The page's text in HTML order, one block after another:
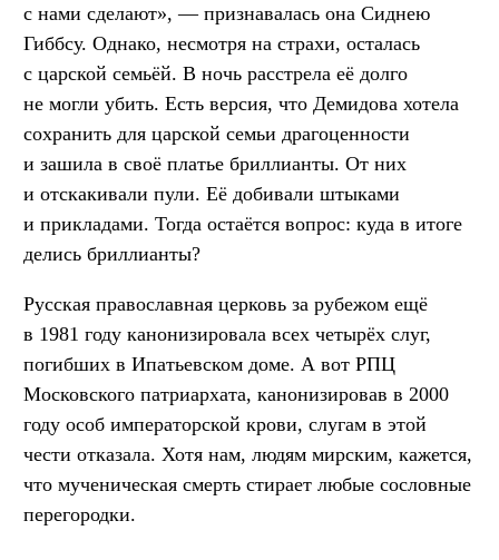
с нами сделают», — признавалась она Сиднею
Гиббсу. Однако, несмотря на страхи, осталась
с царской семьёй. В ночь расстрела её долго
не могли убить. Есть версия, что Демидова хотела
сохранить для царской семьи драгоценности
и зашила в своё платье бриллианты. От них
и отскакивали пули. Её добивали штыками
и прикладами. Тогда остаётся вопрос: куда в итоге
делись бриллианты?
Русская православная церковь за рубежом ещё
в 1981 году канонизировала всех четырёх слуг,
погибших в Ипатьевском доме. А вот РПЦ
Московского патриархата, канонизировав в 2000
году особ императорской крови, слугам в этой
чести отказала. Хотя нам, людям мирским, кажется,
что мученическая смерть стирает любые сословные
перегородки.